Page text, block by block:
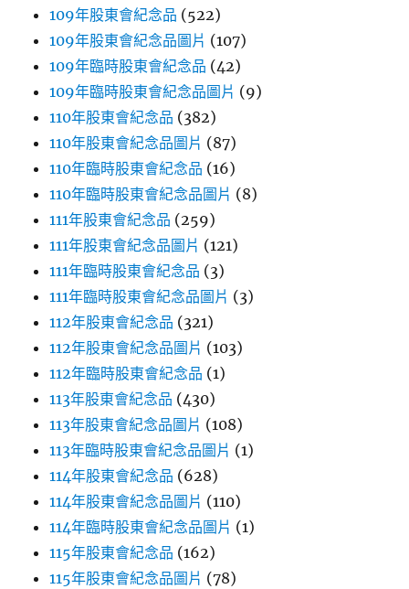
109年股東會紀念品 (522)
109年股東會紀念品圖片 (107)
109年臨時股東會紀念品 (42)
109年臨時股東會紀念品圖片 (9)
110年股東會紀念品 (382)
110年股東會紀念品圖片 (87)
110年臨時股東會紀念品 (16)
110年臨時股東會紀念品圖片 (8)
111年股東會紀念品 (259)
111年股東會紀念品圖片 (121)
111年臨時股東會紀念品 (3)
111年臨時股東會紀念品圖片 (3)
112年股東會紀念品 (321)
112年股東會紀念品圖片 (103)
112年臨時股東會紀念品 (1)
113年股東會紀念品 (430)
113年股東會紀念品圖片 (108)
113年臨時股東會紀念品圖片 (1)
114年股東會紀念品 (628)
114年股東會紀念品圖片 (110)
114年臨時股東會紀念品圖片 (1)
115年股東會紀念品 (162)
115年股東會紀念品圖片 (78)